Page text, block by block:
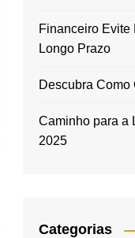
Financeiro Evite
Longo Prazo
Descubra Como
Caminho para a
2025
Categorias